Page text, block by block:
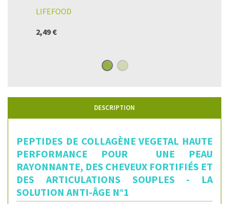
LIFEFOOD
2,49 €
DESCRIPTION
PEPTIDES DE COLLAGÈNE VEGETAL HAUTE
PERFORMANCE POUR UNE PEAU
RAYONNANTE, DES CHEVEUX FORTIFIÉS ET
DES ARTICULATIONS SOUPLES - LA
SOLUTION ANTI-ÂGE N°1